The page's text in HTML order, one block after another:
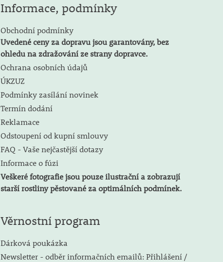
Informace, podmínky
Obchodní podmínky
Uvedené ceny za dopravu jsou garantovány, bez
ohledu na zdražování ze strany dopravce.
Ochrana osobních údajů
ÚKZUZ
Podmínky zasílání novinek
Termín dodání
Reklamace
Odstoupení od kupní smlouvy
FAQ - Vaše nejčastější dotazy
Informace o fúzi
Veškeré fotografie jsou pouze ilustrační a zobrazují
starší rostliny pěstované za optimálních podmínek.
Věrnostní program
Dárková poukázka
Newsletter - odběr informačních emailů: Přihlášení /